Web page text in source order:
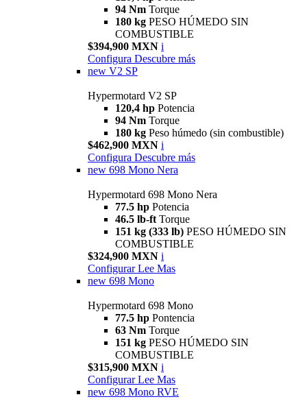
94 Nm Torque
180 kg PESO HÚMEDO SIN
COMBUSTIBLE
$394,900 MXN i
Configura Descubre más
new V2 SP
Hypermotard V2 SP
120,4 hp Potencia
94 Nm Torque
180 kg Peso húmedo (sin combustible)
$462,900 MXN i
Configura Descubre más
new 698 Mono Nera
Hypermotard 698 Mono Nera
77.5 hp Potencia
46.5 lb-ft Torque
151 kg (333 lb) PESO HÚMEDO SIN
COMBUSTIBLE
$324,900 MXN i
Configurar Lee Mas
new 698 Mono
Hypermotard 698 Mono
77.5 hp Pontencia
63 Nm Torque
151 kg PESO HÚMEDO SIN
COMBUSTIBLE
$315,900 MXN i
Configurar Lee Mas
new 698 Mono RVE